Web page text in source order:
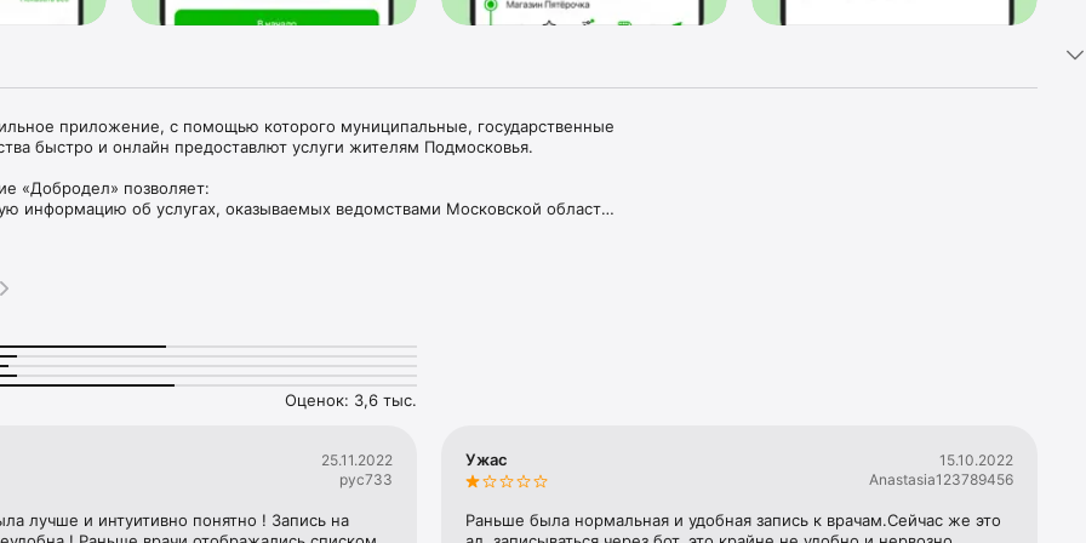
приложение, с помощью которого муниципальные, государственные
быстро и онлайн предоставлют услуги жителям Подмосковья.
«Добродел» позволяет:
информацию об услугах, оказываемых ведомствами Московской области;
необходимых документов, доступных Вам в определенной жизненной
о многофункциональном центре (МФЦ), включая контакты, режим
дополнительные сервисы;
для получения услуги в МФЦ на удобную дату и время;
поданных заявлений;
медицинскую карту (результаты исследований, направления,
и нарушениях без лишней траты времени;
решения проблем.
Оценок: 3,6 тыс.
25.11.2022
рус733
лучше и интуитивно понятно ! Запись на
Ужас
15.10.2022
Anastasia123789456
Раньше была нормальная и удобная запись к врачам.Сейчас же это